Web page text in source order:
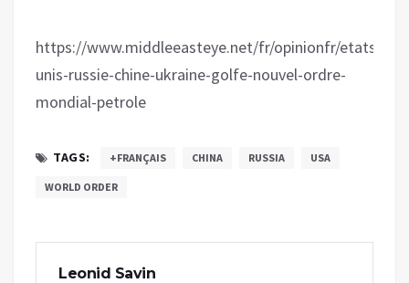
https://www.middleeasteye.net/fr/opinionfr/etats-
unis-russie-chine-ukraine-golfe-nouvel-ordre-
mondial-petrole
TAGS: +FRANÇAIS CHINA RUSSIA USA
WORLD ORDER
Leonid Savin